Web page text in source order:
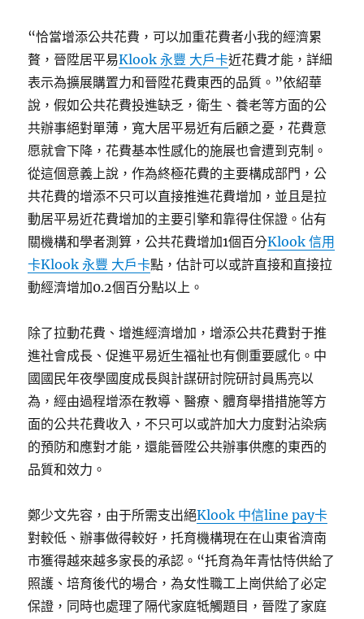
“恰當增添公共花費，可以加重花費者小我的經濟累
贅，晉陞居平易Klook 永豐 大戶卡近花費才能，詳細
表示為擴展購置力和晉陞花費東西的品質。”依紹華
說，假如公共花費投進缺乏，衛生、養老等方面的公
共辦事絕對單薄，寬大居平易近有后顧之憂，花費意
愿就會下降，花費基本性感化的施展也會遭到克制。
從這個意義上說，作為終極花費的主要構成部門，公
共花費的增添不只可以直接推進花費增加，並且是拉
動居平易近花費增加的主要引擎和靠得住保證。佔有
關機構和學者測算，公共花費增加1個百分Klook 信用
卡Klook 永豐 大戶卡點，估計可以或許直接和直接拉
動經濟增加0.2個百分點以上。
除了拉動花費、增進經濟增加，增添公共花費對于推
進社會成長、促進平易近生福祉也有側重要感化。中
國國民年夜學國度成長與計謀研討院研討員馬亮以
為，經由過程增添在教導、醫療、體育舉措措施等方
面的公共花費收入，不只可以或許加大力度對沾染病
的預防和應對才能，還能晉陞公共辦事供應的東西的
品質和效力。
鄭少文先容，由于所需支出絕Klook 中信line pay卡
對較低、辦事做得較好，托育機構現在在山東省濟南
市獲得越來越多家長的承認。“托育為年青怙恃供給了
照護、培育後代的場合，為女性職工上崗供給了必定
保證，同時也處理了隔代家庭牴觸題目，晉陞了家庭